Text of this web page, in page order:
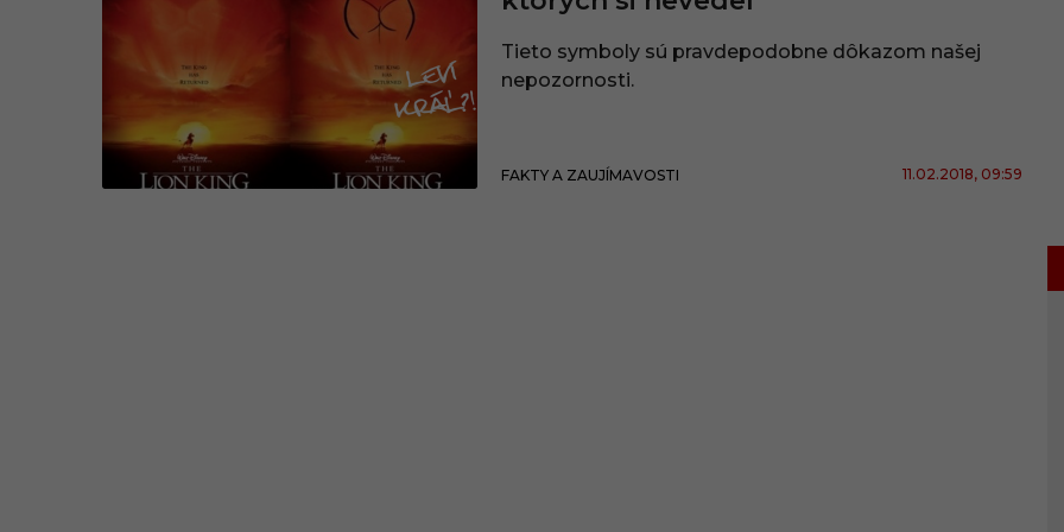
Tieto symboly sú pravdepodobne dôkazom našej
nepozornosti.
FAKTY A ZAUJÍMAVOSTI 11.02.2018, 09:59